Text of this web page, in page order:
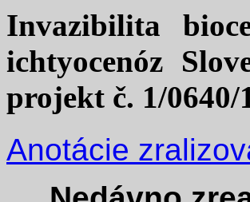
Invazibilita
ichtyocenóz
projekt č. 1/0640/
Anotácie